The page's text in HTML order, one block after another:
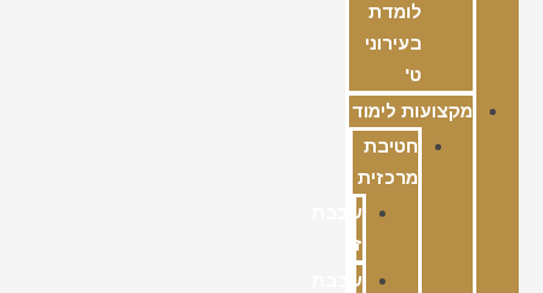
לומדת
בעירוני
ט'
מקצועות לימוד
חטיבת
מרכזית
שכבת
ז
שכבת